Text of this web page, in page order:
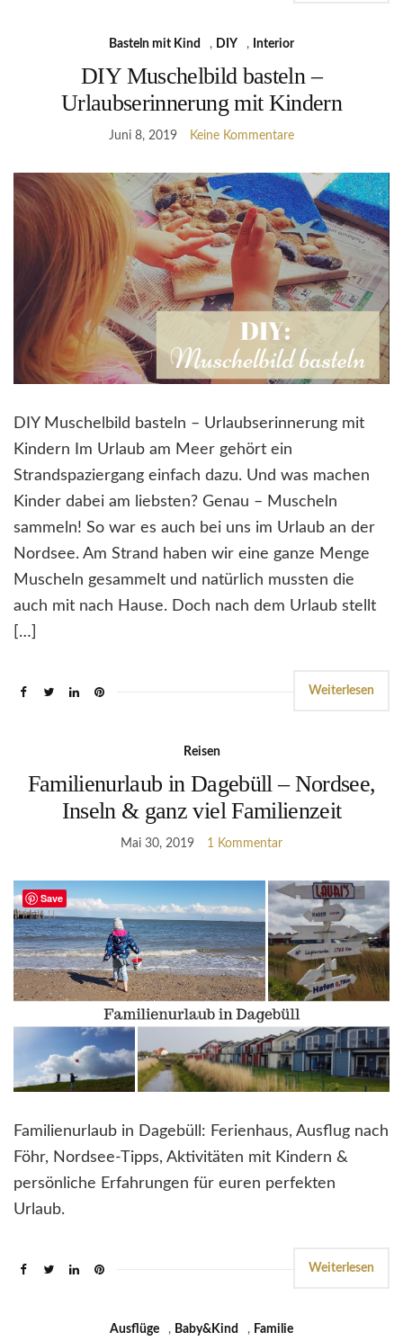
Basteln mit Kind , DIY , Interior
DIY Muschelbild basteln –
Urlaubserinnerung mit Kindern
Juni 8, 2019 Keine Kommentare
DIY Muschelbild basteln – Urlaubserinnerung mit
Kindern Im Urlaub am Meer gehört ein
Strandspaziergang einfach dazu. Und was machen
Kinder dabei am liebsten? Genau – Muscheln
sammeln! So war es auch bei uns im Urlaub an der
Nordsee. Am Strand haben wir eine ganze Menge
Muscheln gesammelt und natürlich mussten die
auch mit nach Hause. Doch nach dem Urlaub stellt
[…]
Weiterlesen
Reisen
Familienurlaub in Dagebüll – Nordsee,
Inseln & ganz viel Familienzeit
Mai 30, 2019 1 Kommentar
Familienurlaub in Dagebüll: Ferienhaus, Ausflug nach
Föhr, Nordsee-Tipps, Aktivitäten mit Kindern &
persönliche Erfahrungen für euren perfekten
Urlaub.
Weiterlesen
Ausflüge , Baby&Kind , Familie
Save